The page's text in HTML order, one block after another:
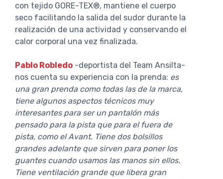
con tejido GORE-TEX®, mantiene el cuerpo
seco facilitando la salida del sudor durante la
realización de una actividad y conservando el
calor corporal una vez finalizada.
Pablo Robledo -deportista del Team Ansilta-
nos cuenta su experiencia con la prenda: es
una gran prenda como todas las de la marca,
tiene algunos aspectos técnicos muy
interesantes para ser un pantalón más
pensado para la pista que para el fuera de
pista, como el Avant. Tiene dos bolsillos
grandes adelante que sirven para poner los
guantes cuando usamos las manos sin ellos.
Tiene ventilación grande que libera gran